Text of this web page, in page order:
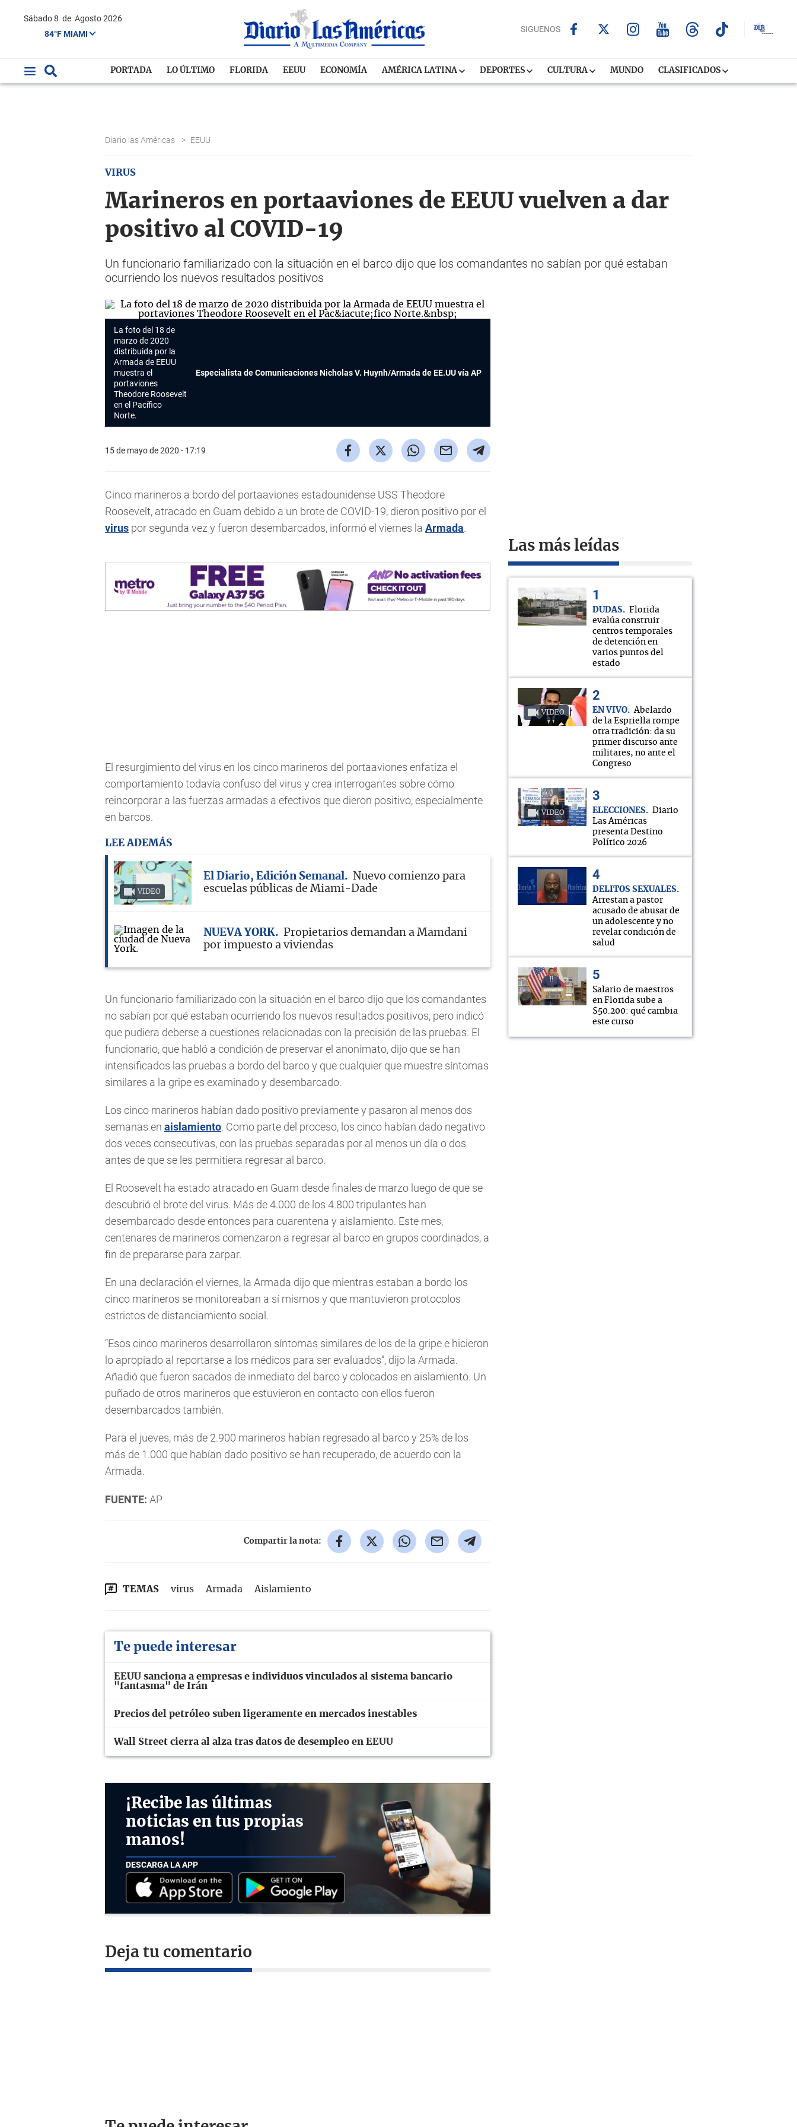
Sábado 8 de Agosto 2026
84°F MIAMI
SIGUENOS
PORTADA LO ÚLTIMO FLORIDA EEUU ECONOMÍA AMÉRICA LATINA DEPORTES CULTURA MUNDO CLASIFICADOS
Diario las Américas > EEUU
VIRUS
Marineros en portaaviones de EEUU vuelven a dar
positivo al COVID-19
Un funcionario familiarizado con la situación en el barco dijo que los comandantes no sabían por qué estaban
ocurriendo los nuevos resultados positivos
La foto del 18 de
marzo de 2020
distribuida por la
Armada de EEUU
muestra el
portaviones
Theodore Roosevelt
en el Pacífico
Norte.
Especialista de Comunicaciones Nicholas V. Huynh/Armada de EE.UU vía AP
15 de mayo de 2020 - 17:19
Cinco marineros a bordo del portaaviones estadounidense USS Theodore
Roosevelt, atracado en Guam debido a un brote de COVID-19, dieron positivo por el
virus por segunda vez y fueron desembarcados, informó el viernes la Armada.
El resurgimiento del virus en los cinco marineros del portaaviones enfatiza el
comportamiento todavía confuso del virus y crea interrogantes sobre cómo
reincorporar a las fuerzas armadas a efectivos que dieron positivo, especialmente
en barcos.
LEE ADEMÁS
VIDEO
El Diario, Edición Semanal
Nuevo comienzo para
escuelas públicas de Miami-Dade
NUEVA YORK
Propietarios demandan a Mamdani
por impuesto a viviendas
Un funcionario familiarizado con la situación en el barco dijo que los comandantes
no sabían por qué estaban ocurriendo los nuevos resultados positivos, pero indicó
que pudiera deberse a cuestiones relacionadas con la precisión de las pruebas. El
funcionario, que habló a condición de preservar el anonimato, dijo que se han
intensificados las pruebas a bordo del barco y que cualquier que muestre síntomas
similares a la gripe es examinado y desembarcado.
Los cinco marineros habían dado positivo previamente y pasaron al menos dos
semanas en aislamiento. Como parte del proceso, los cinco habían dado negativo
dos veces consecutivas, con las pruebas separadas por al menos un día o dos
antes de que se les permitiera regresar al barco.
El Roosevelt ha estado atracado en Guam desde finales de marzo luego de que se
descubrió el brote del virus. Más de 4.000 de los 4.800 tripulantes han
desembarcado desde entonces para cuarentena y aislamiento. Este mes,
centenares de marineros comenzaron a regresar al barco en grupos coordinados, a
fin de prepararse para zarpar.
En una declaración el viernes, la Armada dijo que mientras estaban a bordo los
cinco marineros se monitoreaban a sí mismos y que mantuvieron protocolos
estrictos de distanciamiento social.
“Esos cinco marineros desarrollaron síntomas similares de los de la gripe e hicieron
lo apropiado al reportarse a los médicos para ser evaluados”, dijo la Armada.
Añadió que fueron sacados de inmediato del barco y colocados en aislamiento. Un
puñado de otros marineros que estuvieron en contacto con ellos fueron
desembarcados también.
Para el jueves, más de 2.900 marineros habían regresado al barco y 25% de los
más de 1.000 que habían dado positivo se han recuperado, de acuerdo con la
Armada.
FUENTE: AP
Compartir la nota:
TEMAS virus Armada Aislamiento
Te puede interesar
EEUU sanciona a empresas e individuos vinculados al sistema bancario
"fantasma" de Irán
Precios del petróleo suben ligeramente en mercados inestables
Wall Street cierra al alza tras datos de desempleo en EEUU
¡Recibe las últimas
noticias en tus propias
manos!
DESCARGA LA APP
Deja tu comentario
Las más leídas
DUDAS
Florida
evalúa construir
centros temporales
de detención en
varios puntos del
estado
VIDEO EN VIVO
Abelardo
de la Espriella rompe
otra tradición: da su
primer discurso ante
militares, no ante el
Congreso
VIDEO ELECCIONES
Diario
Las Américas
presenta Destino
Político 2026
DELITOS SEXUALES
Arrestan a pastor
acusado de abusar de
un adolescente y no
revelar condición de
salud
Salario de maestros
en Florida sube a
$50.200: qué cambia
este curso